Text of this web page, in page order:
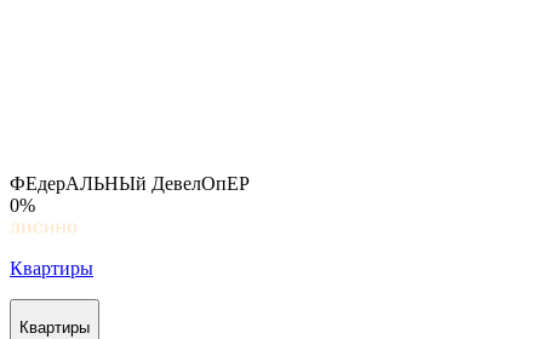
ФЕдерАЛЬНЫй ДевелОпЕР
0%
Квартиры
Квартиры